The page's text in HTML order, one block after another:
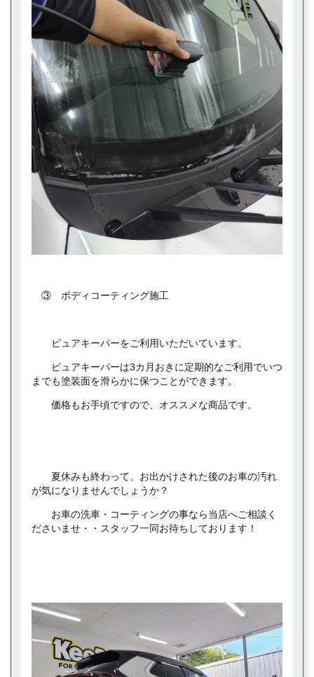
③ ボディコーティング施工
ピュアキーパーをご利用いただいています。
ピュアキーパーは3カ月おきに定期的なご利用でいつ
までも塗装面を滑らかに保つことができます。
価格もお手頃ですので、オススメな商品です。
夏休みも終わって、お出かけされた後のお車の汚れ
が気になりませんでしょうか？
お車の洗車・コーティングの事なら当店へご相談く
ださいませ・・スタッフ一同お待ちしております！